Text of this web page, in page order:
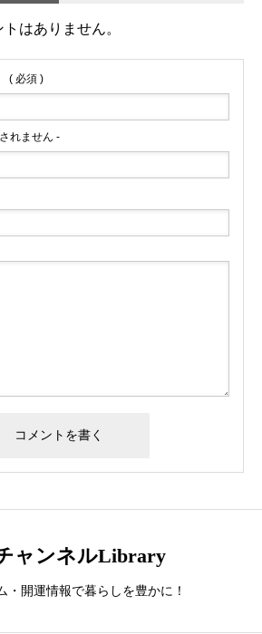
はありません。
( 必須 )
れません -
ャンネルLibrary
・開運情報で暮らしを豊かに！